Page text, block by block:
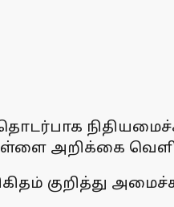
தொடர்பாக
அறிக்கை
குறித்து